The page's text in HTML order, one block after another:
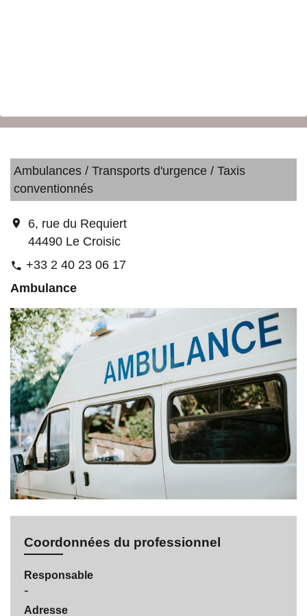
Ambulances / Transports d'urgence / Taxis
conventionnés
location_on
6, rue du Requiert
44490 Le Croisic
phone +33 2 40 23 06 17
Ambulance
Coordonnées du professionnel
Responsable
-
Adresse